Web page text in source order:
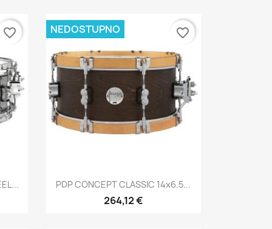
favorite_border
Brzi pregled
PDP CONCEPT CLASSIC 14x6.5...
264,12 €
NEDOSTUPNO favorite_border